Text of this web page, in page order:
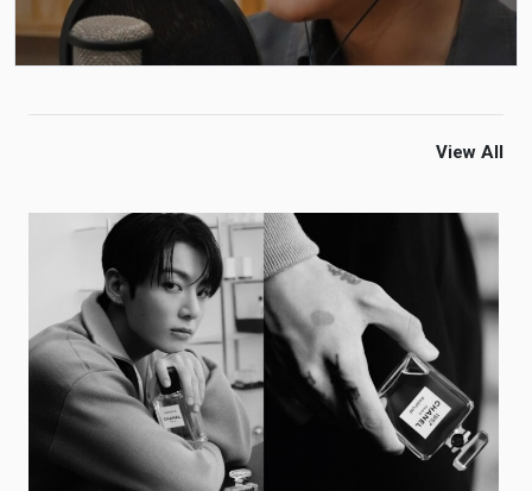
View All